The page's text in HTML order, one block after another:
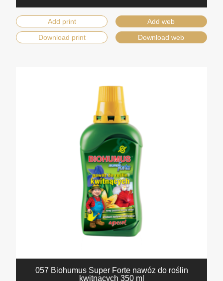
Add print
Add web
Download print
Download web
057 Biohumus Super Forte nawóz do roślin
kwitnących 350 ml